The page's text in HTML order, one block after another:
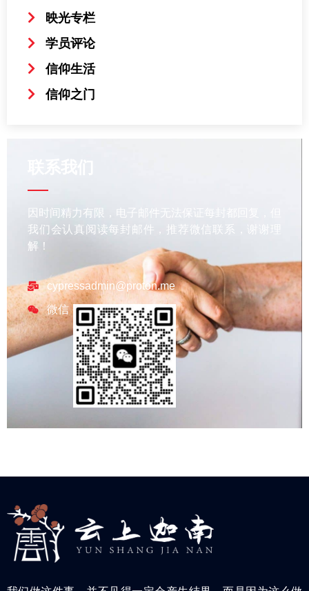
映光专栏
学员评论
信仰生活
信仰之门
因时间精力有限，电子邮件无法保证每封都回复，但
我们会认真阅读每封邮件，推荐微信联系，谢谢理
解！
cypressadmin@proton.me
微信